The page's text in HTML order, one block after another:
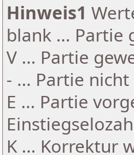
Hinweis1
blank ... Partie
V ... Partie
- ... Partie
E ... Partie
K ... Korrektur